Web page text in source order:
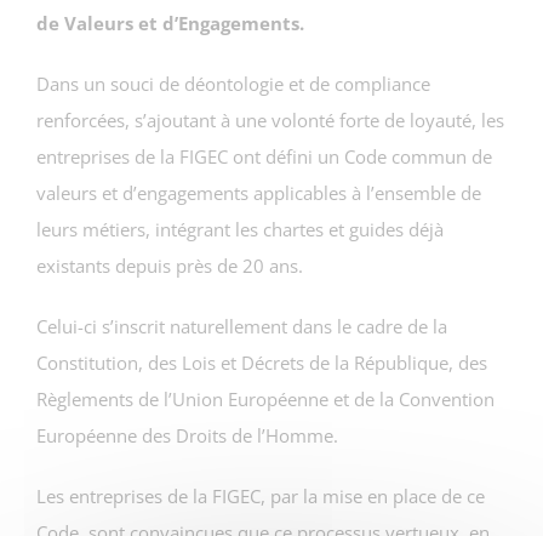
de Valeurs et d’Engagements.
Dans un souci de déontologie et de compliance
renforcées, s’ajoutant à une volonté forte de loyauté, les
entreprises de la FIGEC ont défini un Code commun de
valeurs et d’engagements applicables à l’ensemble de
leurs métiers, intégrant les chartes et guides déjà
existants depuis près de 20 ans.
Celui-ci s’inscrit naturellement dans le cadre de la
Constitution, des Lois et Décrets de la République, des
Règlements de l’Union Européenne et de la Convention
Européenne des Droits de l’Homme.
Les entreprises de la FIGEC, par la mise en place de ce